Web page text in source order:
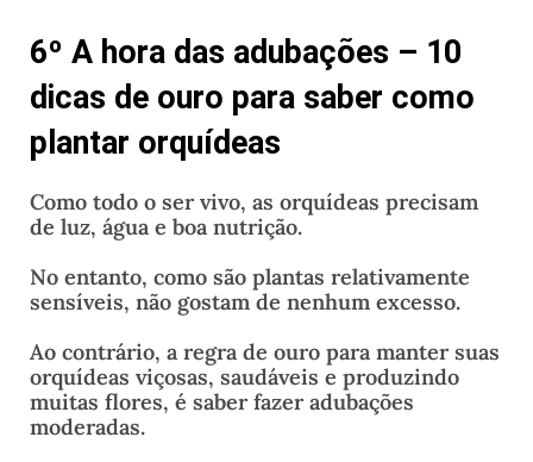
6º A hora das adubações – 10
dicas de ouro para saber como
plantar orquídeas
Como todo o ser vivo, as orquídeas precisam
de luz, água e boa nutrição.
No entanto, como são plantas relativamente
sensíveis, não gostam de nenhum excesso.
Ao contrário, a regra de ouro para manter suas
orquídeas viçosas, saudáveis e produzindo
muitas flores, é saber fazer adubações
moderadas.